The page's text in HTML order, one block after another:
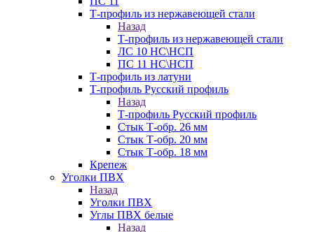
Т-профиль из нержавеющей стали
Назад
Т-профиль из нержавеющей стали
ЛС 10 НС\НСП
ПС 11 НС\НСП
Т-профиль из латуни
Т-профиль Русский профиль
Назад
Т-профиль Русский профиль
Стык Т-обр. 26 мм
Стык Т-обр. 20 мм
Стык Т-обр. 18 мм
Крепеж
Уголки ПВХ
Назад
Уголки ПВХ
Углы ПВХ белые
Назад